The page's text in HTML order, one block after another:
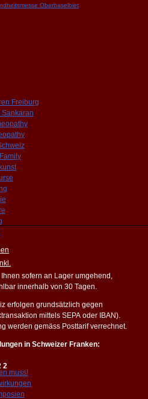
Freiburg
muss!
Oberbaselbiet
sofern an Lager umgehend,
innerhalb von 30 Tagen.
erfolgen grundsätzlich gegen
mittels SEPA oder IBAN).
werden gemäss Posttarif verrechnet.
in Schweizer Franken:
2